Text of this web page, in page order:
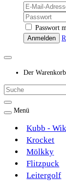
Passwort
Anmelden
Der
Menü
Kubb -
Krocket
Mölkky
Flitzpuck
Leitergolf